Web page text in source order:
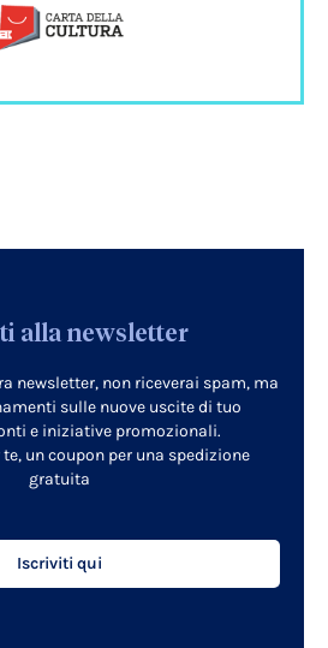
alla newsletter
newsletter, non riceverai spam, ma
sulle nuove uscite di tuo
e iniziative promozionali.
un coupon per una spedizione
gratuita
Iscriviti qui